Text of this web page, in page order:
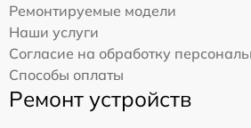
Ремонтируемые модели
Наши услуги
Согласие на обработку
Способы оплаты
Ремонт устройств